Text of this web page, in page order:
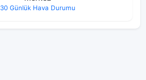
30 Günlük Hava Durumu